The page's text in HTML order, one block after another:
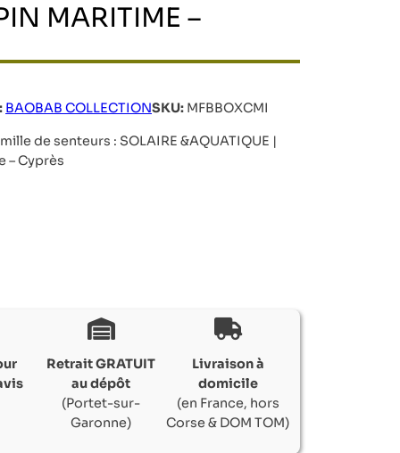
MARITIME –
BAOBAB COLLECTIONSKU: MFBBOXCMI
de senteurs : SOLAIRE &AQUATIQUE |
– Cyprès
Retrait GRATUIT
au dépôt
(Portet-sur-
Garonne)
Livraison à
domicile
(en France, hors
Corse & DOM TOM)